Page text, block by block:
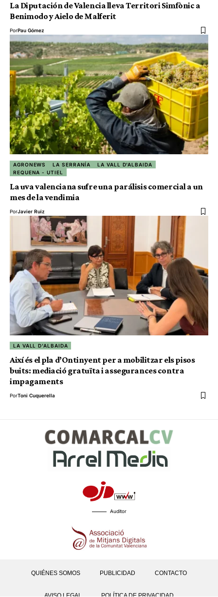
La Diputación de Valencia lleva Territori Simfònic a
Benimodo y Aielo de Malferit
PorPau Gómez
AGRONEWS LA SERRANÍA
LA VALL D'ALBAIDA
REQUENA - UTIEL
La uva valenciana sufre una parálisis comercial a un
mes de la vendimia
PorJavier Ruiz
LA VALL D'ALBAIDA
Així és el pla d’Ontinyent per a mobilitzar els pisos
buits: mediació gratuïta i assegurances contra
impagaments
PorToni Cuquerella
Auditor
QUIÉNES SOMOS PUBLICIDAD CONTACTO
AVISO LEGAL POLÍTICA DE PRIVACIDAD